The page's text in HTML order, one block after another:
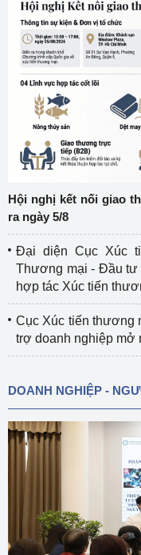
Hội nghị kết nối giao
ra ngày 5/8
Đại diện Cục Xúc
Thương mại - Đầu tư
hợp tác Xúc tiến
Cục Xúc tiến thương
trợ doanh nghiệp mở
DOANH NGHIỆP -